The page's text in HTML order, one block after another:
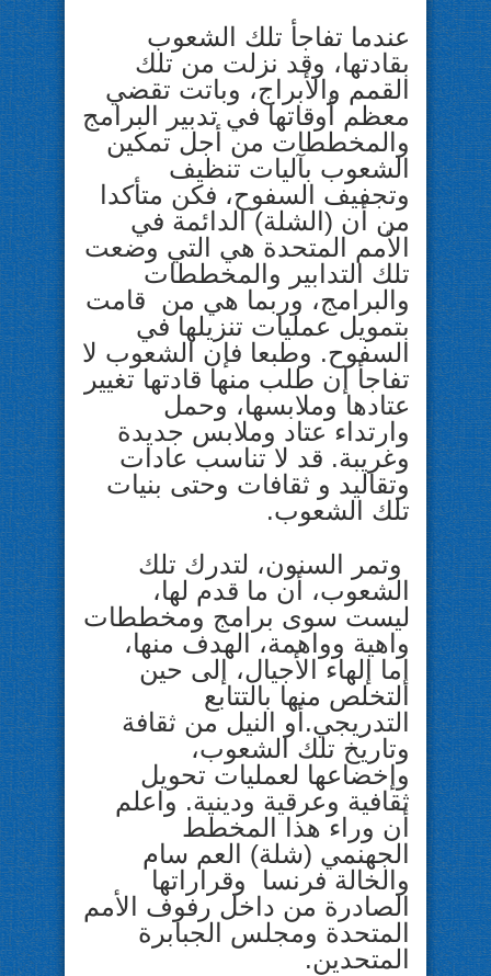
عندما تفاجأ تلك الشعوب
بقادتها، وقد نزلت من تلك
القمم والأبراج، وباتت تقضي
معظم أوقاتها في تدبير البرامج
والمخططات من أجل تمكين
الشعوب بآليات تنظيف
وتجفيف السفوح، فكن متأكدا
من أن (الشلة) الدائمة في
الأمم المتحدة هي التي وضعت
تلك التدابير والمخططات
والبرامج، وربما هي من قامت
بتمويل عمليات تنزيلها في
السفوح. وطبعا فإن الشعوب لا
تفاجأ إن طلب منها قادتها تغيير
عتادها وملابسها، وحمل
وارتداء عتاد وملابس جديدة
وغريبة. قد لا تناسب عادات
وتقاليد و ثقافات وحتى بنيات
تلك الشعوب.
وتمر السنون، لتدرك تلك
الشعوب، أن ما قدم لها،
ليست سوى برامج ومخططات
واهية وواهمة، الهدف منها،
إما إلهاء الأجيال، إلى حين
التخلص منها بالتتابع
التدريجي.أو النيل من ثقافة
وتاريخ تلك الشعوب،
وإخضاعها لعمليات تحويل
ثقافية وعرقية ودينية. واعلم
أن وراء هذا المخطط
الجهنمي (شلة) العم سام
والخالة فرنسا وقراراتها
الصادرة من داخل رفوف الأمم
المتحدة ومجلس الجبابرة
المتحدين.